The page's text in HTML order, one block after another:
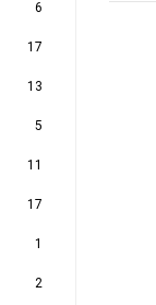
6
17
13
5
11
17
1
2